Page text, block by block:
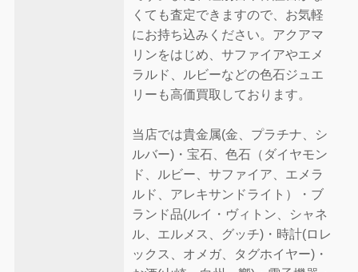
くても査定できますので、お気軽
にお持ち込みください。アクアマ
リンをはじめ、サファイアやエメ
ラルド、ルビーなどの色石ジュエ
リーも高価買取しております。
当店では貴金属(金、プラチナ、シ
ルバー)・宝石、色石（ダイヤモン
ド、ルビー、サファイア、エメラ
ルド、アレキサンドライト）・ブ
ランド品(ルイ・ヴィトン、シャネ
ル、エルメス、グッチ)・時計(ロレ
ックス、オメガ、タグホイヤー)・